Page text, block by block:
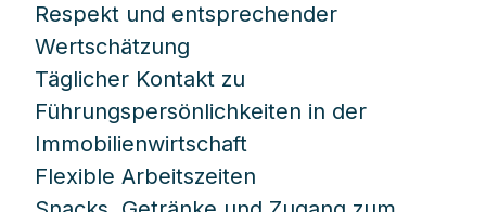
Respekt und entsprechender
Wertschätzung
Täglicher Kontakt zu
Führungspersönlichkeiten in der
Immobilienwirtschaft
Flexible Arbeitszeiten